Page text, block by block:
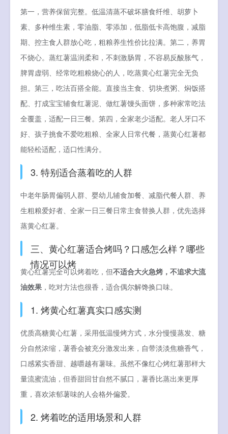
第一，营养保留完整。低温清蒸不破坏膳食纤维、胡萝卜
素、多种维生素，零油脂、零添加，低脂低卡高饱腹，减脂
期、控主食人群放心吃，粗粮养生性价比拉满。第二，养胃
不烧心。蒸红薯温润柔和，不刺激肠胃，不容易反酸胀气，
脾胃虚弱、经常吃粗粮烧心的人，吃蒸黄心红薯完全无负
担。第三，吃法百搭全能。直接当主食、切块煮粥、焖饭搭
配、打成宝宝辅食红薯泥、做红薯馒头面饼，多种家常吃法
全覆盖，适配一日三餐。第四，全家老少适配。老人牙口不
好、孩子挑食不爱吃粗粮、全家人日常代餐，蒸黄心红薯都
能轻松适配，适口性满分。
3. 特别适合蒸着吃的人群
中老年肠胃偏弱人群、婴幼儿辅食加餐、减脂代餐人群、养
生粗粮爱好者、全家一日三餐日常主食替换人群，优先选择
蒸黄心红薯。
三、黄心红薯适合烤吗？口感怎么样？哪些
情况可以烤
黄心红薯完全可以烤着吃，但不适合大火急烤，不追求大流
油效果 ，吃对方法也很香，适合偶尔解馋换口味。
1. 烤黄心红薯真实口感实测
优质高糖黄心红薯，采用低温慢烤方式，水分慢慢蒸发、糖
分自然浓缩，薯香会被充分激发出来，自带淡淡焦糖香气，
口感紧实香甜、越嚼越有薯味。虽然不像红心烤红薯那样大
量流蜜流油，但香甜回甘自然不腻口，薯香比蒸出来更厚
重，喜欢浓郁薯味的人会格外偏爱。
2. 烤着吃的适用场景和人群